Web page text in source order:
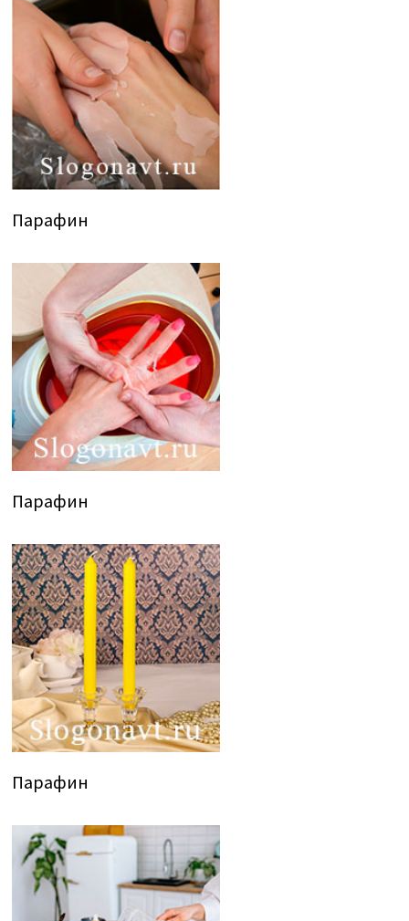
Парафин
Парафин
Парафин